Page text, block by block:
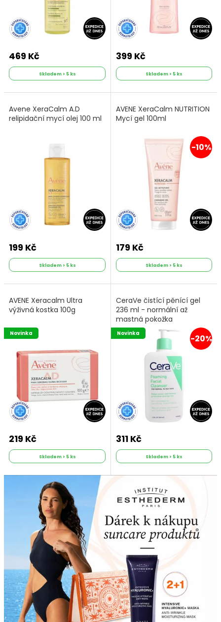
469 Kč
Skladem > 5 ks
399 Kč
Skladem > 5 ks
Avene XeraCalm A.D
relipidační mycí olej 100 ml
199 Kč
Skladem > 5 ks
AVENE XeraCalm NUTRITION
Mycí gel 100ml
-10%
179 Kč
Skladem > 5 ks
AVENE Xeracalm Ultra
výživná kostka 100g
Novinka
219 Kč
Skladem > 5 ks
CeraVe čistící pěnící gel
236 ml - normální až
mastná pokožka
-20%
Novinka
311 Kč
Skladem > 5 ks